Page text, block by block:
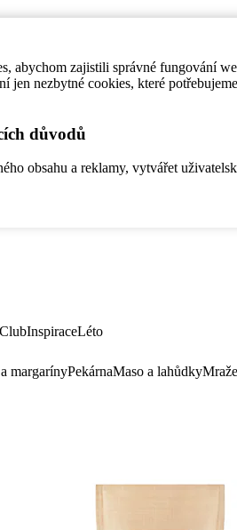
abychom zajistili správné fungování
jen nezbytné cookies, které
důvodů
obsahu a reklamy, vytvářet
InspiraceLéto
margarínyPekárnaMaso a lahůdky